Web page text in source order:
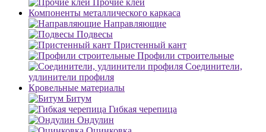
Прочие клеи
Компоненты металлического каркаса
Направляющие
Подвесы
Пристенный кант
Профили строительные
Соединители,
удлинители профиля
Кровельные материалы
Битум
Гибкая черепица
Ондулин